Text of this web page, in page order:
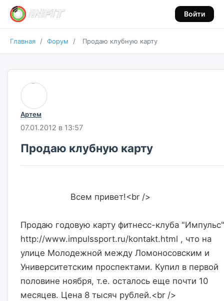
Войти
Главная / Форум / Продаю клубную карту
Артем
07.01.2012 в 13:57
Продаю клубную карту
                    Всем привет!<br />
Продаю годовую карту фитнесс-клуба "Импульс"
http://www.impulssport.ru/kontakt.html , что на
улице Молодежной между Ломоносовским и
Университетским проспектами. Купил в первой
половине ноября, т.е. осталось еще почти 10
месяцев. Цена 8 тысяч рублей.<br />